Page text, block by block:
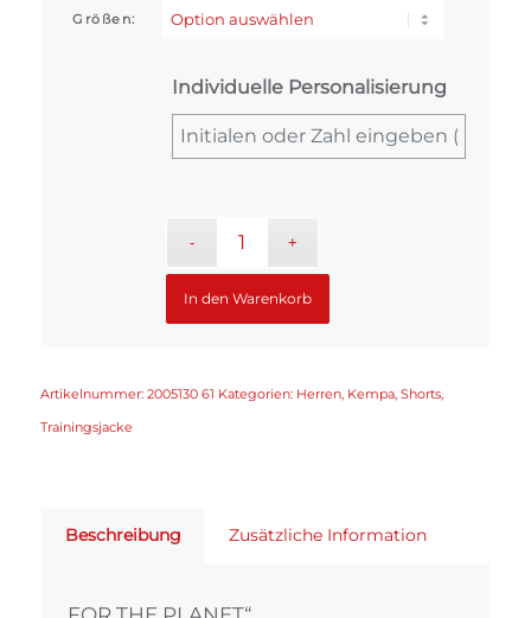
Größen:
Individuelle Personalisierung
In den Warenkorb
Artikelnummer: 2005130 61 Kategorien: Herren, Kempa, Shorts,
Trainingsjacke
Beschreibung Zusätzliche Information